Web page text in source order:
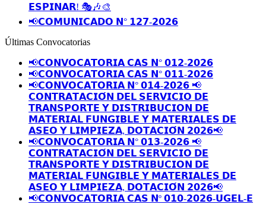
𝗘𝗦𝗣𝗜𝗡𝗔𝗥! 🎭🎶🎨
📢𝗖𝗢𝗠𝗨𝗡𝗜𝗖𝗔𝗗𝗢 𝗡° 𝟭𝟮𝟳-𝟮𝟬𝟮𝟲
Últimas Convocatorias
📢𝗖𝗢𝗡𝗩𝗢𝗖𝗔𝗧𝗢𝗥𝗜𝗔 𝗖𝗔𝗦 𝗡° 𝟬𝟭𝟮-𝟮𝟬𝟮𝟲
📢𝗖𝗢𝗡𝗩𝗢𝗖𝗔𝗧𝗢𝗥𝗜𝗔 𝗖𝗔𝗦 𝗡° 𝟬𝟭𝟭-𝟮𝟬𝟮𝟲
📢𝗖𝗢𝗡𝗩𝗢𝗖𝗔𝗧𝗢𝗥𝗜𝗔 𝗡° 𝟬𝟭𝟰-𝟮𝟬𝟮𝟲 📢
𝗖𝗢𝗡𝗧𝗥𝗔𝗧𝗔𝗖𝗜𝗢́𝗡 𝗗𝗘𝗟 𝗦𝗘𝗥𝗩𝗜𝗖𝗜𝗢 𝗗𝗘
𝗧𝗥𝗔𝗡𝗦𝗣𝗢𝗥𝗧𝗘 𝗬 𝗗𝗜𝗦𝗧𝗥𝗜𝗕𝗨𝗖𝗜𝗢𝗡 𝗗𝗘
𝗠𝗔𝗧𝗘𝗥𝗜𝗔𝗟 𝗙𝗨𝗡𝗚𝗜𝗕𝗟𝗘 𝗬 𝗠𝗔𝗧𝗘𝗥𝗜𝗔𝗟𝗘𝗦 𝗗𝗘
𝗔𝗦𝗘𝗢 𝗬 𝗟𝗜𝗠𝗣𝗜𝗘𝗭𝗔, 𝗗𝗢𝗧𝗔𝗖𝗜𝗢́𝗡 𝟮𝟬𝟮𝟲📢
📢𝗖𝗢𝗡𝗩𝗢𝗖𝗔𝗧𝗢𝗥𝗜𝗔 𝗡° 𝟬𝟭𝟯-𝟮𝟬𝟮𝟲 📢
𝗖𝗢𝗡𝗧𝗥𝗔𝗧𝗔𝗖𝗜𝗢́𝗡 𝗗𝗘𝗟 𝗦𝗘𝗥𝗩𝗜𝗖𝗜𝗢 𝗗𝗘
𝗧𝗥𝗔𝗡𝗦𝗣𝗢𝗥𝗧𝗘 𝗬 𝗗𝗜𝗦𝗧𝗥𝗜𝗕𝗨𝗖𝗜𝗢𝗡 𝗗𝗘
𝗠𝗔𝗧𝗘𝗥𝗜𝗔𝗟 𝗙𝗨𝗡𝗚𝗜𝗕𝗟𝗘 𝗬 𝗠𝗔𝗧𝗘𝗥𝗜𝗔𝗟𝗘𝗦 𝗗𝗘
𝗔𝗦𝗘𝗢 𝗬 𝗟𝗜𝗠𝗣𝗜𝗘𝗭𝗔, 𝗗𝗢𝗧𝗔𝗖𝗜𝗢́𝗡 𝟮𝟬𝟮𝟲📢
📢𝗖𝗢𝗡𝗩𝗢𝗖𝗔𝗧𝗢𝗥𝗜𝗔 𝗖𝗔𝗦 𝗡º 𝟬𝟭𝟬-𝟮𝟬𝟮𝟲-𝗨𝗚𝗘𝗟-𝗘